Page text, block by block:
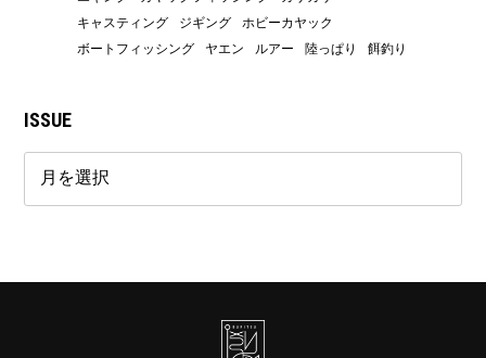
キャスティング
ジギング
ホビーカヤック
ボートフィッシング
ヤエン ルアー 陸っぱり 餌釣り
ISSUE